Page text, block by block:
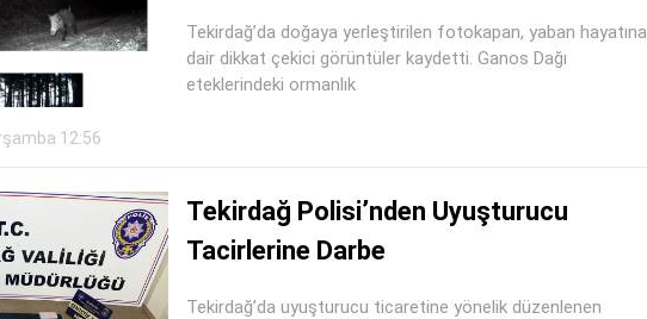
Tekirdağ’da doğaya yerleştirilen fotokapan, yaban hayatına
dair dikkat çekici görüntüler kaydetti. Ganos Dağı
eteklerindeki ormanlık
12:56
Tekirdağ Polisi’nden Uyuşturucu
Tacirlerine Darbe
Tekirdağ’da uyuşturucu ticaretine yönelik düzenlenen